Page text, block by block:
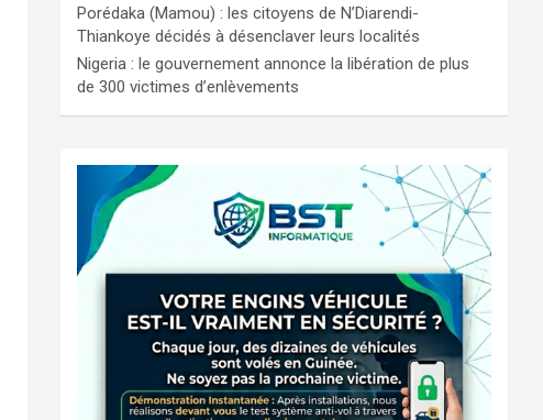
Porédaka (Mamou) : les citoyens de N’Diarendi-
Thiankoye décidés à désenclaver leurs localités
Nigeria : le gouvernement annonce la libération de plus
de 300 victimes d’enlèvements